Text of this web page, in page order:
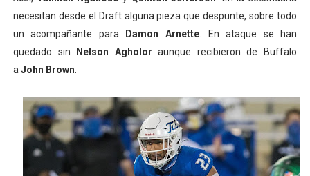
necesitan desde el Draft alguna pieza que despunte, sobre todo
un acompañante para
Damon Arnette . En ataque se han
quedado sin
Nelson Agholoraunque recibieron de Buffalo
a John Brown